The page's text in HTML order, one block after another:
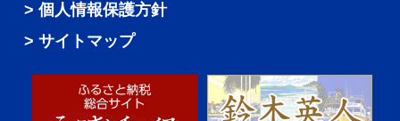
個人情報保護方針
サイトマップ